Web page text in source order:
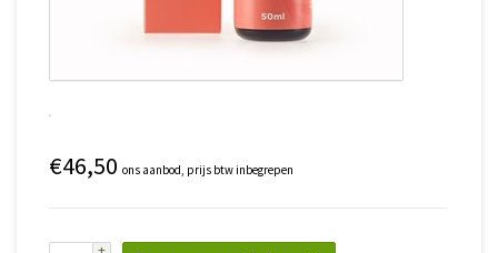
€46,50 ons aanbod, prijs btw inbegrepen